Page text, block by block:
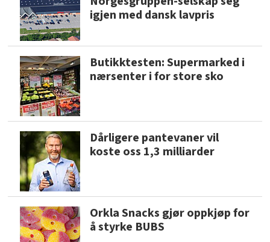
igjen med dansk lavpris
Butikktesten: Supermarked i
nærsenter i for store sko
Dårligere pantevaner vil
koste oss 1,3 milliarder
Orkla Snacks gjør oppkjøp for
å styrke BUBS